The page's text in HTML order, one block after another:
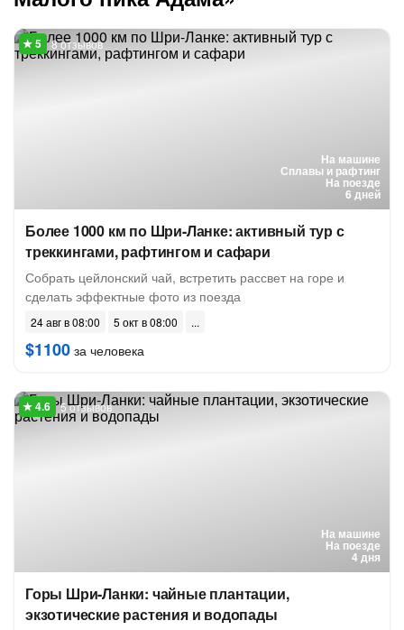
На машине
Сплавы и рафтинг
На поезде
6 дней
8 отзывов
Более 1000 км по Шри-Ланке: активный тур с
треккингами, рафтингом и сафари
Собрать цейлонский чай, встретить рассвет на горе и
сделать эффектные фото из поезда
24 авг в 08:00 5 окт в 08:00
$1100 за человека
На машине
На поезде
4 дня
5 отзывов
Горы Шри-Ланки: чайные плантации,
экзотические растения и водопады